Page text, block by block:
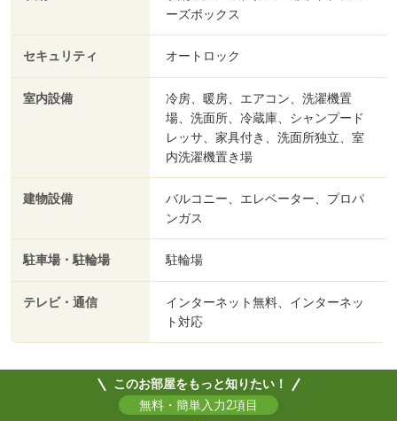
ーズボックス
セキュリティ オートロック
室内設備
冷房、暖房、エアコン、洗濯機置
場、洗面所、冷蔵庫、シャンプード
レッサ、家具付き、洗面所独立、室
内洗濯機置き場
建物設備
バルコニー、エレベーター、プロパ
ンガス
駐車場・駐輪場 駐輪場
テレビ・通信
インターネット無料、インターネッ
ト対応
このお部屋をもっと知りたい！
無料・簡単入力2項目